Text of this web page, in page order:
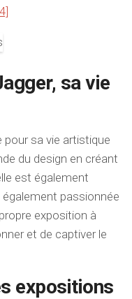
sa vie
pour sa vie artistique
du design en créant
est également
passionnée
exposition à
et de captiver le
expositions